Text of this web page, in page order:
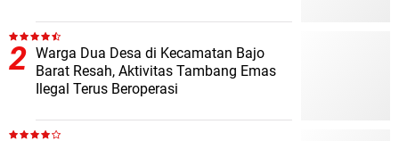
Warga Dua Desa di Kecamatan Bajo
Barat Resah, Aktivitas Tambang Emas
Ilegal Terus Beroperasi